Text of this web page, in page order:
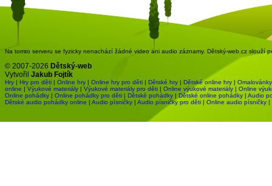
Na tomto serveru se fyzicky nenachází žádné video ani audio záznamy. Dětský-web.cz slouží
© 2007-2026 Dětský-web
Vytvořil Jakub Fojtík
Hry | Hry pro děti | Online hry | Online hry pro děti | Dětské hry | Dětské online hry | Omalovánky
online | Výukové materiály | Výukové materiály pro děti | Online výukové materiály | Online
Online pohádky | Online pohádky pro děti | Dětské pohádky | Dětské online pohádky | Audio
Dětské audio pohádky online | Audio písničky | Audio písničky pro děti | Online audio písničky |